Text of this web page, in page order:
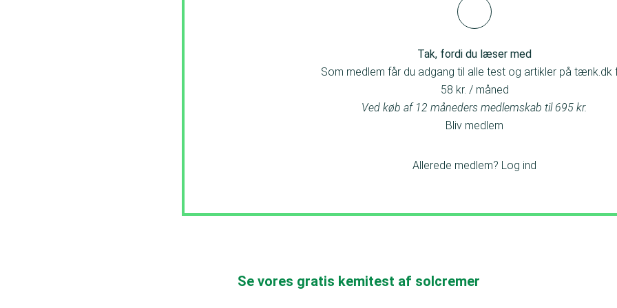
Tak, fordi du læser med
Som medlem får du adgang til alle test og artikler på tænk.dk
58 kr. / måned
Ved køb af 12 måneders medlemskab til 695 kr.
Bliv medlem
Allerede medlem? Log ind
Se vores gratis kemitest af solcremer